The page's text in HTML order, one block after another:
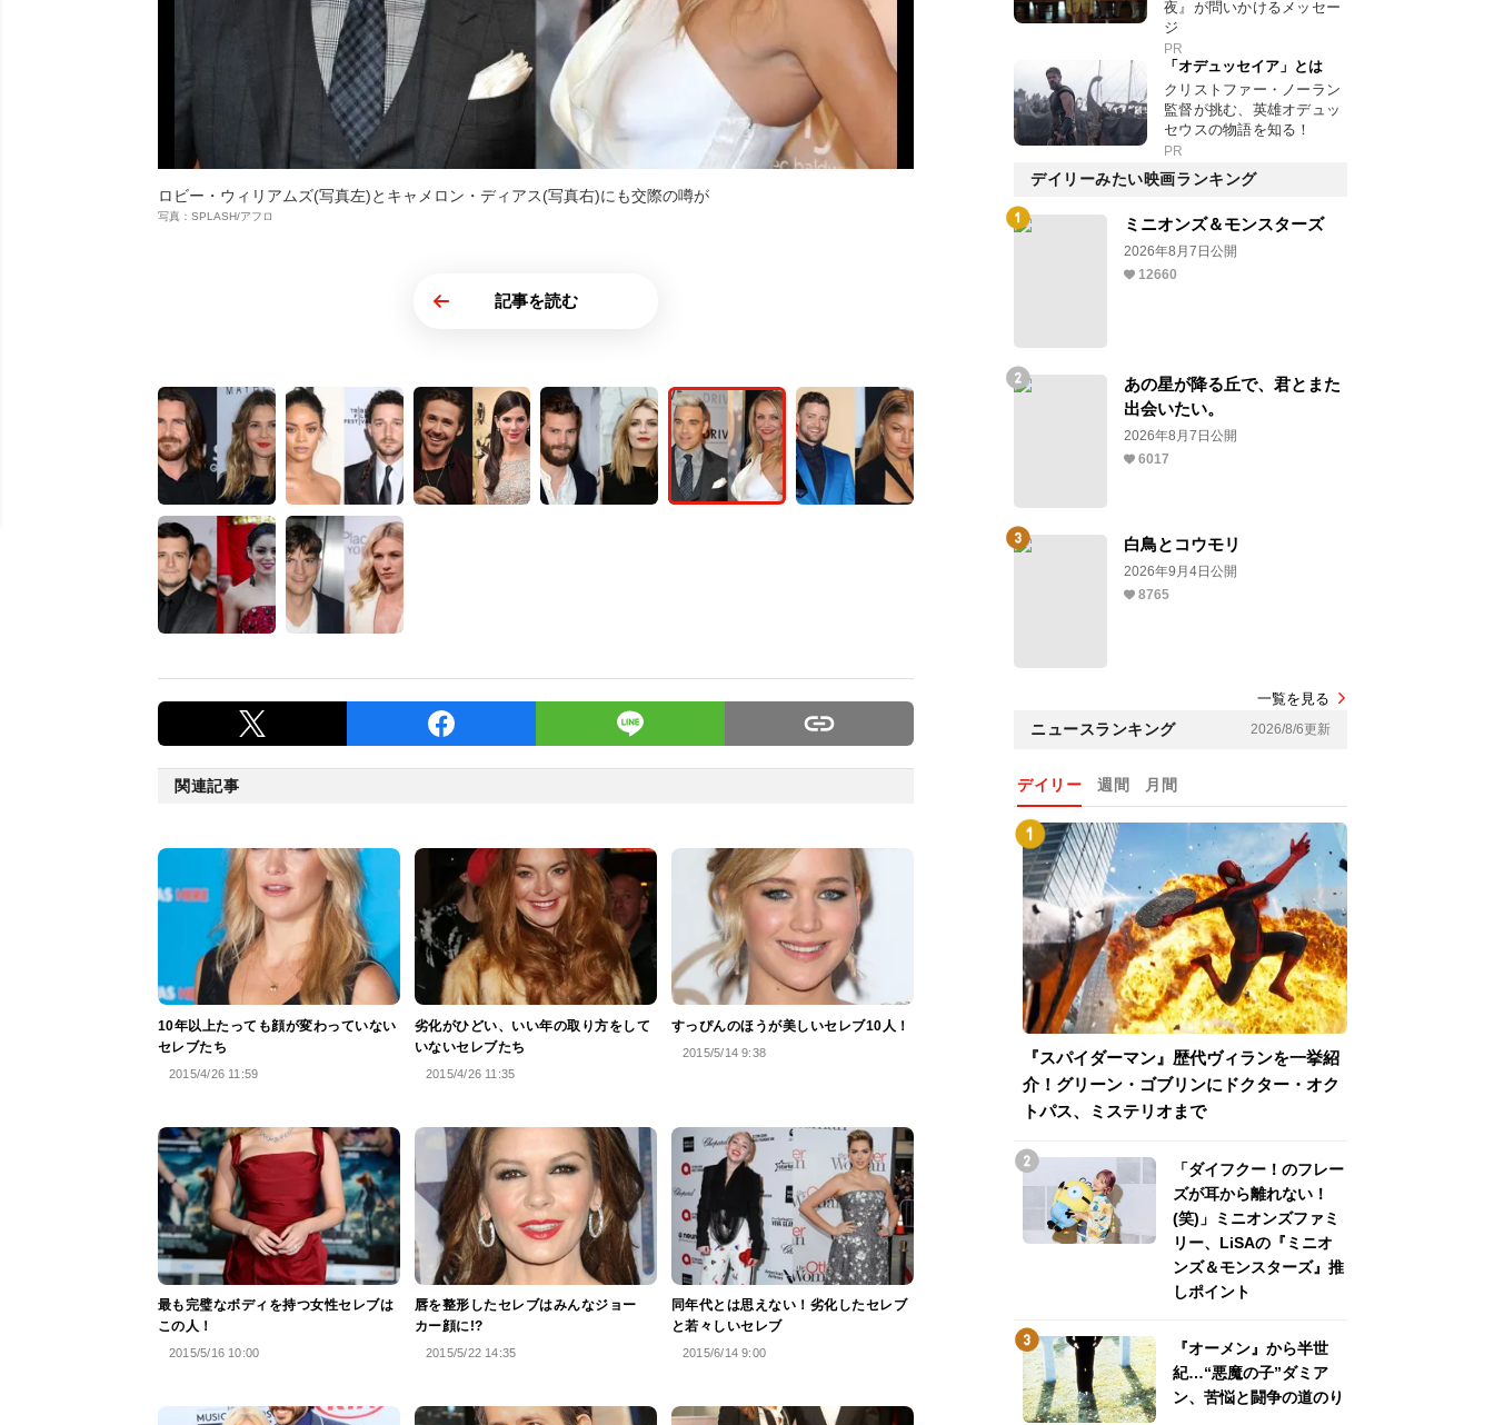
ロビー・ウィリアムズ(写真左)とキャメロン・ディアス(写真右)にも交際の噂が
写真：SPLASH/アフロ
記事を読む
関連記事
10年以上たっても顔が変わっていない
セレブたち
2015/4/26 11:59
劣化がひどい、いい年の取り方をして
いないセレブたち
2015/4/26 11:35
すっぴんのほうが美しいセレブ10人！
2015/5/14 9:38
最も完璧なボディを持つ女性セレブは
この人！
2015/5/16 10:00
唇を整形したセレブはみんなジョー
カー顔に!?
2015/5/22 14:35
同年代とは思えない！劣化したセレブ
と若々しいセレブ
2015/6/14 9:00
夜』が問いかけるメッセー
ジ
PR
「オデュッセイア」とは
クリストファー・ノーラン
監督が挑む、英雄オデュッ
セウスの物語を知る！
PR
デイリーみたい映画ランキング
ミニオンズ＆モンスターズ
2026年8月7日公開
12660
あの星が降る丘で、君とまた
出会いたい。
2026年8月7日公開
6017
白鳥とコウモリ
2026年9月4日公開
8765
一覧を見る
ニュースランキング 2026/8/6更新
デイリー 週間 月間
『スパイダーマン』歴代ヴィランを一挙紹
介！グリーン・ゴブリンにドクター・オク
トパス、ミステリオまで
「ダイフクー！のフレー
ズが耳から離れない！
(笑)」ミニオンズファミ
リー、LiSAの『ミニオ
ンズ＆モンスターズ』推
しポイント
『オーメン』から半世
紀…“悪魔の子”ダミア
ン、苦悩と闘争の道のり